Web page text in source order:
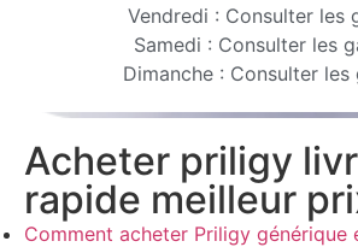
Vendredi : Consulter les
Samedi : Consulter les
Dimanche : Consulter les
Acheter priligy
rapide meilleur
Comment acheter Priligy générique